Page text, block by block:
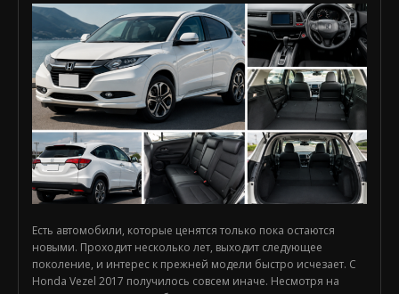
Есть автомобили, которые ценятся только пока остаются
новыми. Проходит несколько лет, выходит следующее
поколение, и интерес к прежней модели быстро исчезает. С
Honda Vezel 2017 получилось совсем иначе. Несмотря на